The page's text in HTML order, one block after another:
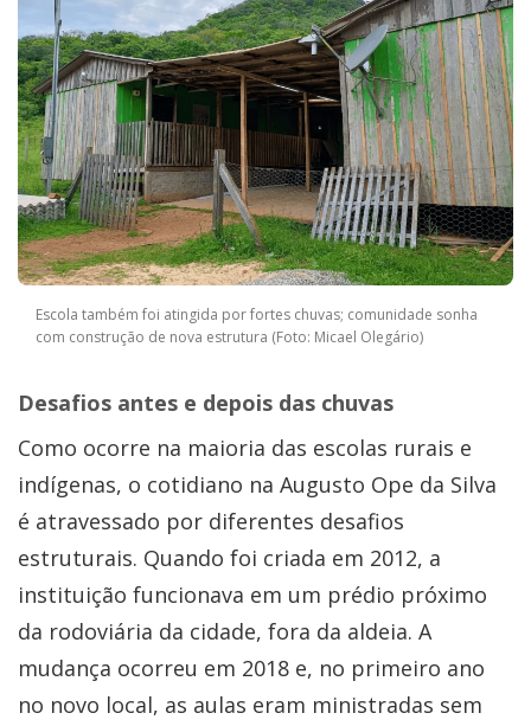
Escola também foi atingida por fortes chuvas; comunidade sonha
com construção de nova estrutura (Foto: Micael Olegário)
Desafios antes e depois das chuvas
Como ocorre na maioria das escolas rurais e
indígenas, o cotidiano na Augusto Ope da Silva
é atravessado por diferentes desafios
estruturais. Quando foi criada em 2012, a
instituição funcionava em um prédio próximo
da rodoviária da cidade, fora da aldeia. A
mudança ocorreu em 2018 e, no primeiro ano
no novo local, as aulas eram ministradas sem